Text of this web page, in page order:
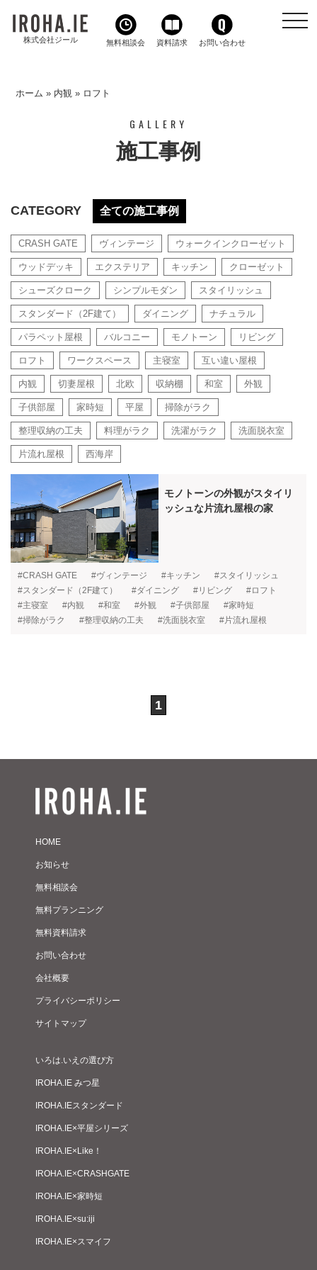
株式会社ジール 無料相談会 資料請求 お問い合わせ
ホーム » 内観 » ロフト
GALLERY
施工事例
CATEGORY 全ての施工事例
CRASH GATE ヴィンテージ ウォークインクローゼット
ウッドデッキ エクステリア キッチン クローゼット
シューズクローク シンプルモダン スタイリッシュ
スタンダード（2F建て） ダイニング ナチュラル
パラペット屋根 バルコニー モノトーン リビング
ロフト ワークスペース 主寝室 互い違い屋根
内観 切妻屋根 北欧 収納棚 和室 外観
子供部屋 家時短 平屋 掃除がラク
整理収納の工夫 料理がラク 洗濯がラク 洗面脱衣室
片流れ屋根 西海岸
モノトーンの外観がスタイリ
ッシュな片流れ屋根の家
#CRASH GATE #ヴィンテージ #キッチン
#スタイリッシュ
#スタンダード（2F建て）
#ダイニング #リビング
#ロフト
#主寝室
#内観 #和室 #外観 #子供部屋
#家時短
#掃除がラク
#整理収納の工夫 #洗面脱衣室 #片流れ屋根
1
HOME
お知らせ
無料相談会
無料プランニング
無料資料請求
お問い合わせ
会社概要
プライバシーポリシー
サイトマップ
いろは.いえの選び方
IROHA.IE みつ星
IROHA.IEスタンダード
IROHA.IE×平屋シリーズ
IROHA.IE×Like！
IROHA.IE×CRASHGATE
IROHA.IE×家時短
IROHA.IE×su:iji
IROHA.IE×スマイフ